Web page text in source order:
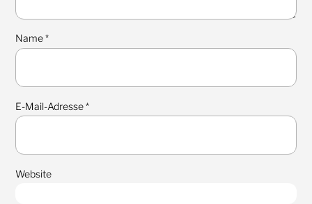
Name*
E-Mail-Adresse*
Website